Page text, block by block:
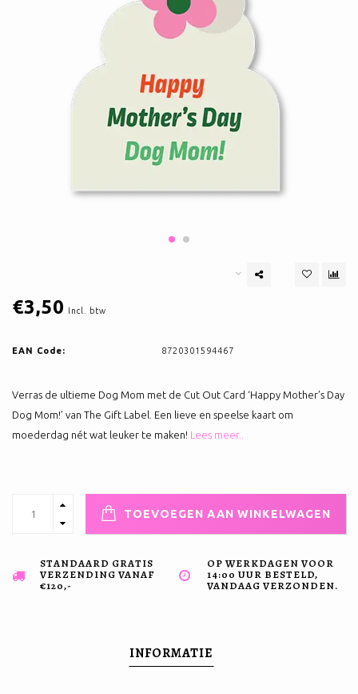
€3,50 Incl. btw
EAN Code: 8720301594467
Verras de ultieme Dog Mom met de Cut Out Card ‘Happy Mother’s Day
Dog Mom!’ van The Gift Label. Een lieve en speelse kaart om
moederdag nét wat leuker te maken! Lees meer..
TOEVOEGEN AAN WINKELWAGEN
STANDAARD GRATIS
VERZENDING VANAF
€120,-
OP WERKDAGEN VOOR
14:00 UUR BESTELD,
VANDAAG VERZONDEN.
INFORMATIE